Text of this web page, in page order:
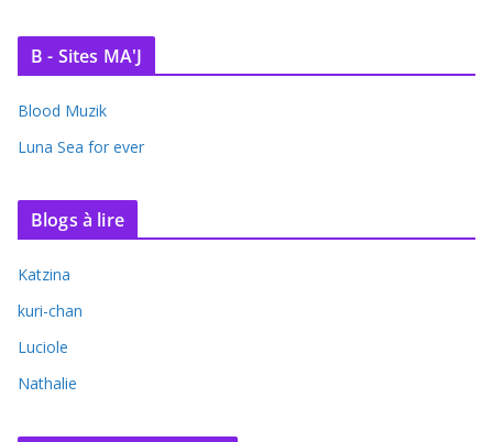
B - Sites MA'J
Blood Muzik
Luna Sea for ever
Blogs à lire
Katzina
kuri-chan
Luciole
Nathalie